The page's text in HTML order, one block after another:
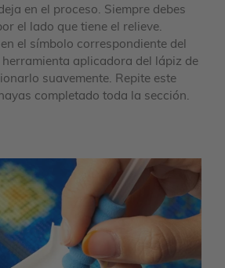
en el proceso. Siempre debes
el lado que tiene el relieve.
el símbolo correspondiente del
aplicadora del lápiz de
suavemente. Repite este
completado toda la sección.